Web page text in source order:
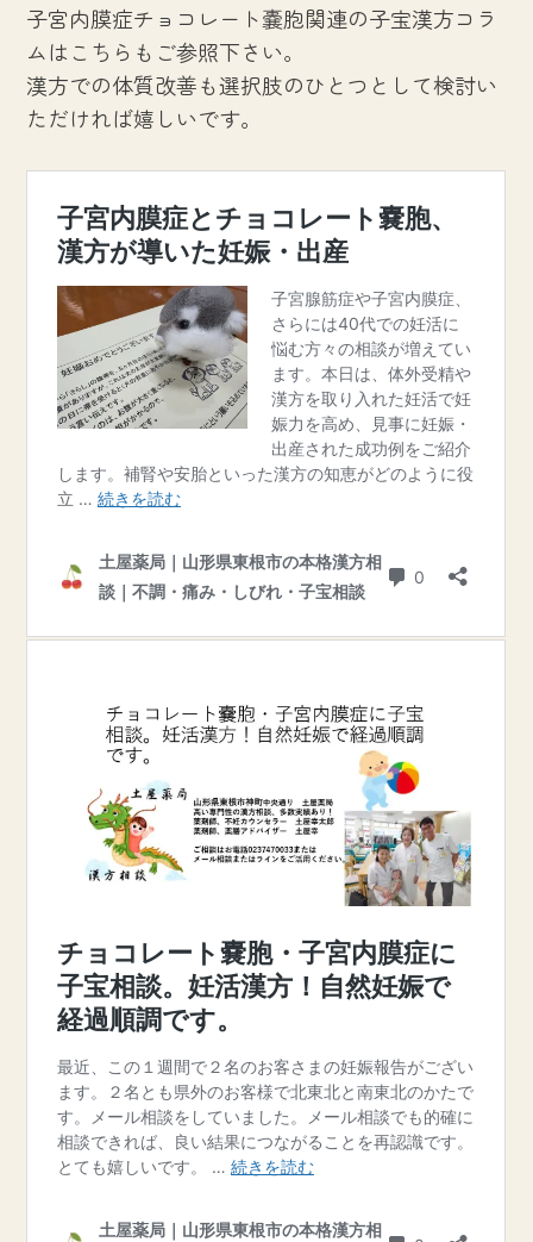
子宮内膜症チョコレート嚢胞関連の子宝漢方コラ
ムはこちらもご参照下さい。
漢方での体質改善も選択肢のひとつとして検討い
ただければ嬉しいです。